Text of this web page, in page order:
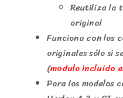
Reutiliza la
original
Funciona con los
originales sólo si
(modulo incluido
Para los modelos